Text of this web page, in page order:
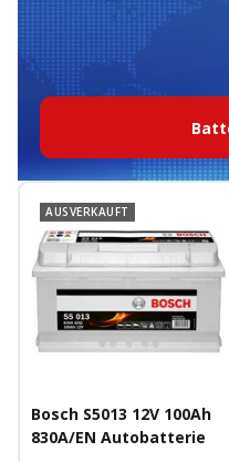
AUSVERKAUFT
Bosch S5013 12V 100Ah
830A/EN Autobatterie